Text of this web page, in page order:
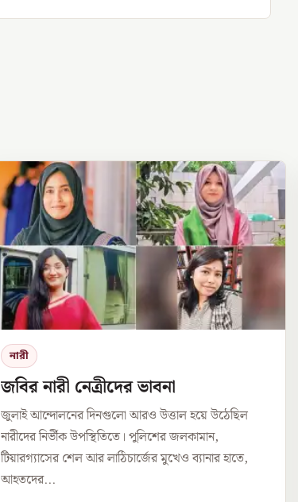
নারী
জবির নারী নেত্রীদের ভাবনা
জুলাই আন্দোলনের দিনগুলো আরও উত্তাল হয়ে উঠেছিল
নারীদের নির্ভীক উপস্থিতিতে। পুলিশের জলকামান,
টিয়ারগ্যাসের শেল আর লাঠিচার্জের মুখেও ব্যানার হাতে,
আহতদের...